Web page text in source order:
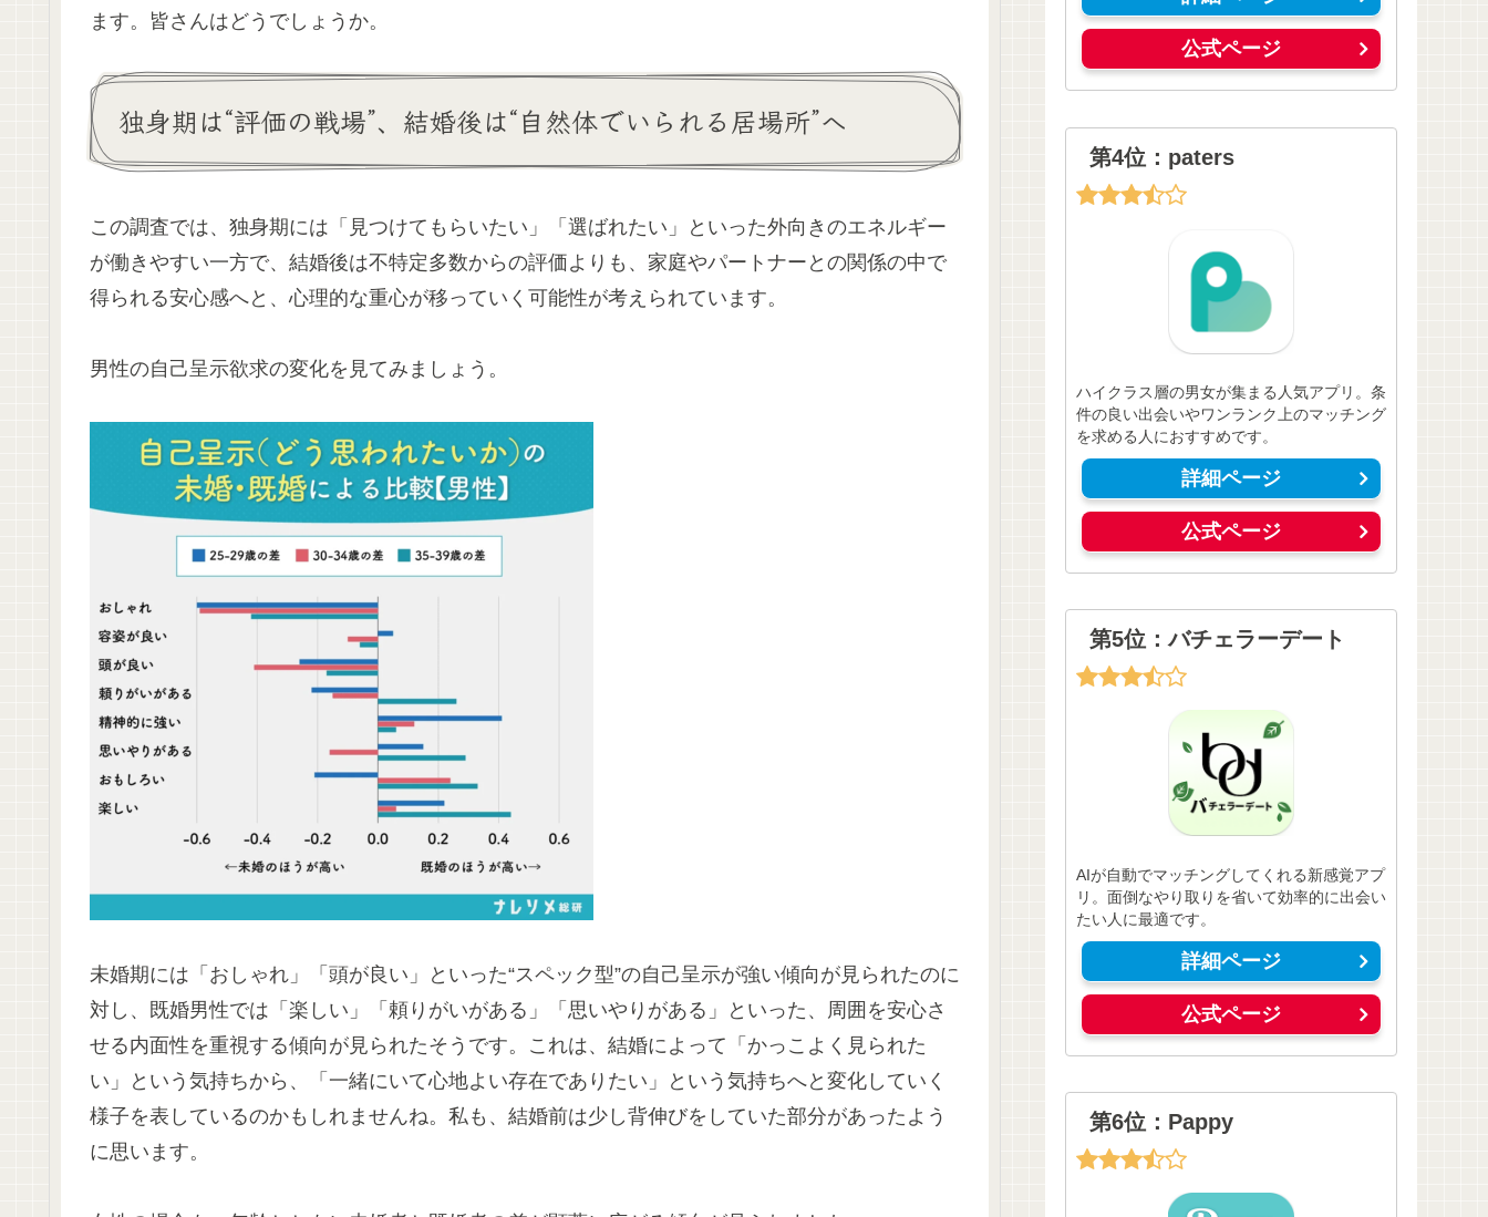
ます。皆さんはどうでしょうか。
独身期は“評価の戦場”、結婚後は“自然体でいられる居場所”へ
この調査では、独身期には「見つけてもらいたい」「選ばれたい」といった外向きのエネルギー
が働きやすい一方で、結婚後は不特定多数からの評価よりも、家庭やパートナーとの関係の中で
得られる安心感へと、心理的な重心が移っていく可能性が考えられています。
男性の自己呈示欲求の変化を見てみましょう。
未婚期には「おしゃれ」「頭が良い」といった“スペック型”の自己呈示が強い傾向が見られたのに
対し、既婚男性では「楽しい」「頼りがいがある」「思いやりがある」といった、周囲を安心さ
せる内面性を重視する傾向が見られたそうです。これは、結婚によって「かっこよく見られた
い」という気持ちから、「一緒にいて心地よい存在でありたい」という気持ちへと変化していく
様子を表しているのかもしれませんね。私も、結婚前は少し背伸びをしていた部分があったよう
に思います。
公式ページ
第4位：paters
ハイクラス層の男女が集まる人気アプリ。条
件の良い出会いやワンランク上のマッチング
を求める人におすすめです。
詳細ページ
公式ページ
第5位：バチェラーデート
AIが自動でマッチングしてくれる新感覚アプ
リ。面倒なやり取りを省いて効率的に出会い
たい人に最適です。
詳細ページ
公式ページ
第6位：Pappy